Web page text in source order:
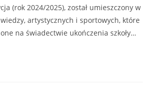
(rok 2024/2025), został umieszczony w
artystycznych i sportowych, które
na świadectwie ukończenia szkoły…